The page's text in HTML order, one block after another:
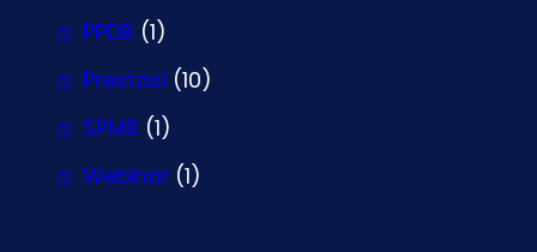
PPDB (1)
Prestasi (10)
SPMB (1)
Webinar (1)